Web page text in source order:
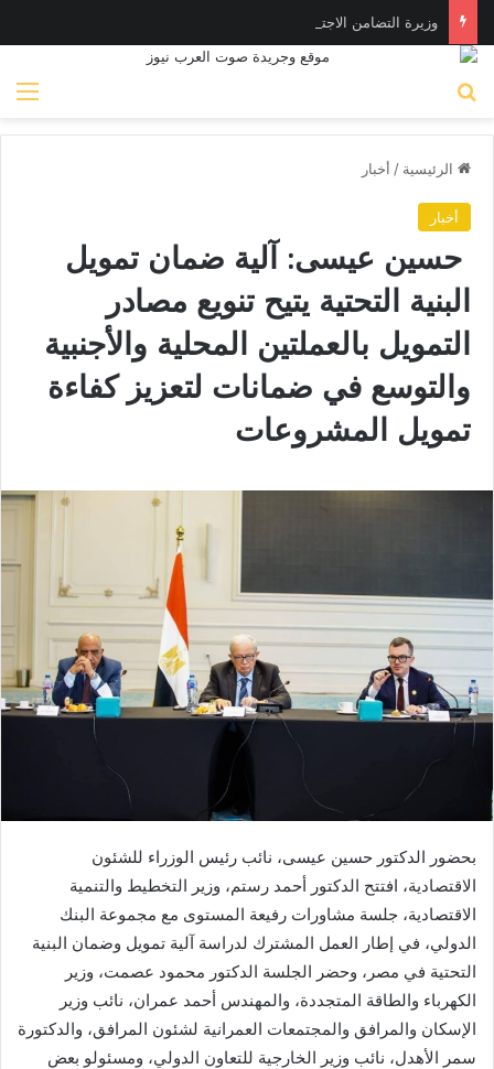
الرئيسية / أخبار
أخبار
حسين عيسى: آلية ضمان تمويل
البنية التحتية يتيح تنويع مصادر
التمويل بالعملتين المحلية والأجنبية
والتوسع في ضمانات لتعزيز كفاءة
تمويل المشروعات
بحضور الدكتور حسين عيسى، نائب رئيس الوزراء للشئون
الاقتصادية، افتتح الدكتور أحمد رستم، وزير التخطيط والتنمية
الاقتصادية، جلسة مشاورات رفيعة المستوى مع مجموعة البنك
الدولي، في إطار العمل المشترك لدراسة آلية تمويل وضمان البنية
التحتية في مصر، وحضر الجلسة الدكتور محمود عصمت، وزير
الكهرباء والطاقة المتجددة، والمهندس أحمد عمران، نائب وزير
الإسكان والمرافق والمجتمعات العمرانية لشئون المرافق، والدكتورة
سمر الأهدل، نائب وزير الخارجية للتعاون الدولي، ومسئولو بعض